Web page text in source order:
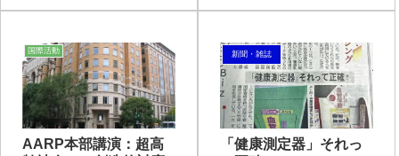
国際活動
AARP本部講演：超高
新聞・雑誌
「健康測定器」それっ